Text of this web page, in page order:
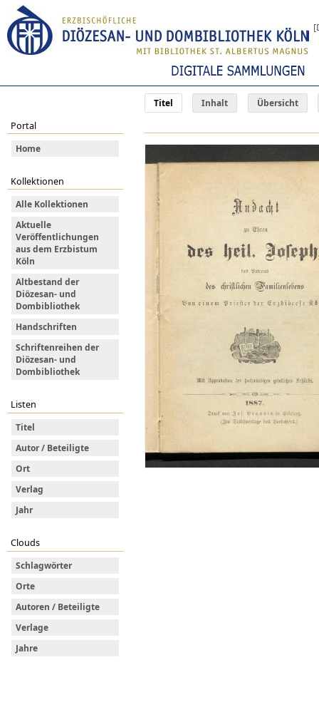
Titel Inhalt Übersicht
Portal
Home
Kollektionen
Alle Kollektionen
Aktuelle
Veröffentlichungen
aus dem Erzbistum
Köln
Altbestand der
Diözesan- und
Dombibliothek
Handschriften
Schriftenreihen der
Diözesan- und
Dombibliothek
Listen
Titel
Autor / Beteiligte
Ort
Verlag
Jahr
Clouds
Schlagwörter
Orte
Autoren / Beteiligte
Verlage
Jahre